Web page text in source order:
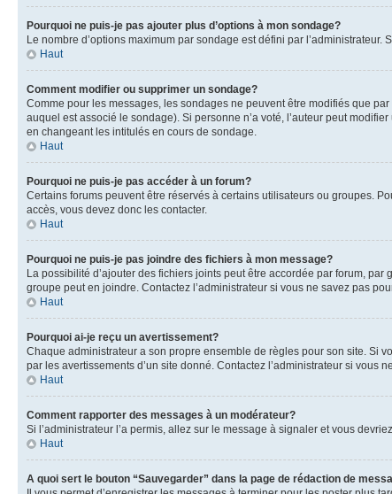
Pourquoi ne puis-je pas ajouter plus d’options à mon sondage?
Le nombre d’options maximum par sondage est défini par l’administrateur.
Haut
Comment modifier ou supprimer un sondage?
Comme pour les messages, les sondages ne peuvent être modifiés que
auquel est associé le sondage). Si personne n’a voté, l’auteur peut
en changeant les intitulés en cours de sondage.
Haut
Pourquoi ne puis-je pas accéder à un forum?
Certains forums peuvent être réservés à certains utilisateurs ou groupes.
accès, vous devez donc les contacter.
Haut
Pourquoi ne puis-je pas joindre des fichiers à mon message?
La possibilité d’ajouter des fichiers joints peut être accordée par forum,
groupe peut en joindre. Contactez l’administrateur si vous ne savez pas
Haut
Pourquoi ai-je reçu un avertissement?
Chaque administrateur a son propre ensemble de règles pour son site. Si
par les avertissements d’un site donné. Contactez l’administrateur si vous
Haut
Comment rapporter des messages à un modérateur?
Si l’administrateur l’a permis, allez sur le message à signaler et vous
Haut
A quoi sert le bouton “Sauvegarder” dans la page de rédaction de